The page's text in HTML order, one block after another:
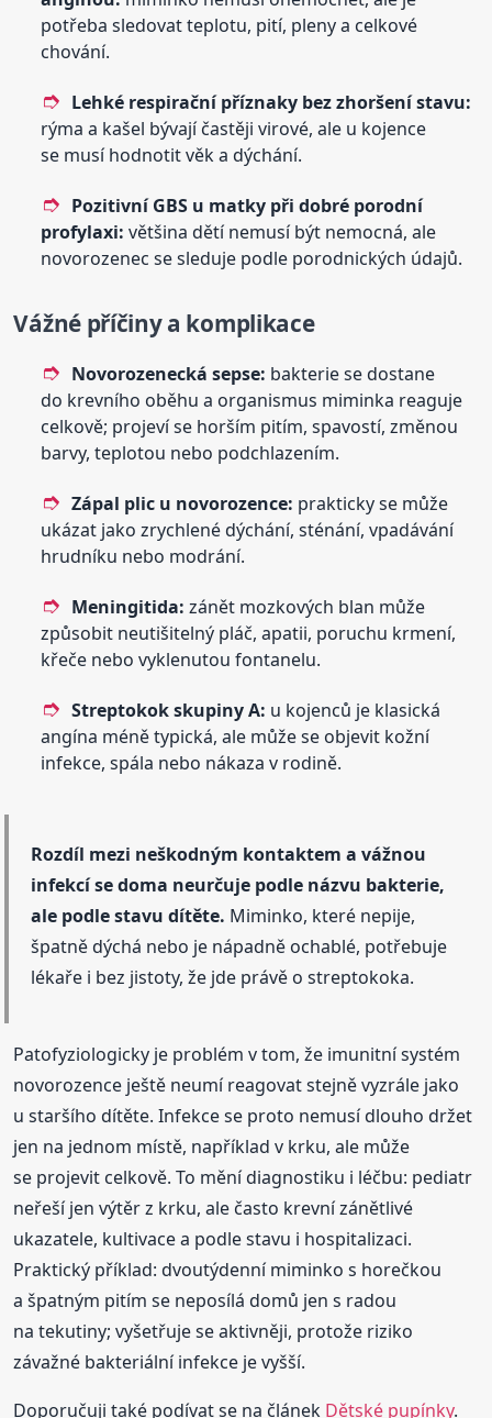
potřeba sledovat teplotu, pití, pleny a celkové
chování.
Lehké respirační příznaky bez zhoršení stavu:
rýma a kašel bývají častěji virové, ale u kojence
se musí hodnotit věk a dýchání.
Pozitivní GBS u matky při dobré porodní
profylaxi: většina dětí nemusí být nemocná, ale
novorozenec se sleduje podle porodnických údajů.
Vážné příčiny a komplikace
Novorozenecká sepse: bakterie se dostane
do krevního oběhu a organismus miminka reaguje
celkově; projeví se horším pitím, spavostí, změnou
barvy, teplotou nebo podchlazením.
Zápal plic u novorozence: prakticky se může
ukázat jako zrychlené dýchání, sténání, vpadávání
hrudníku nebo modrání.
Meningitida: zánět mozkových blan může
způsobit neutišitelný pláč, apatii, poruchu krmení,
křeče nebo vyklenutou fontanelu.
Streptokok skupiny A: u kojenců je klasická
angína méně typická, ale může se objevit kožní
infekce, spála nebo nákaza v rodině.
Rozdíl mezi neškodným kontaktem a vážnou
infekcí se doma neurčuje podle názvu bakterie,
ale podle stavu dítěte. Miminko, které nepije,
špatně dýchá nebo je nápadně ochablé, potřebuje
lékaře i bez jistoty, že jde právě o streptokoka.
Patofyziologicky je problém v tom, že imunitní systém
novorozence ještě neumí reagovat stejně vyzrále jako
u staršího dítěte. Infekce se proto nemusí dlouho držet
jen na jednom místě, například v krku, ale může
se projevit celkově. To mění diagnostiku i léčbu: pediatr
neřeší jen výtěr z krku, ale často krevní zánětlivé
ukazatele, kultivace a podle stavu i hospitalizaci.
Praktický příklad: dvoutýdenní miminko s horečkou
a špatným pitím se neposílá domů jen s radou
na tekutiny; vyšetřuje se aktivněji, protože riziko
závažné bakteriální infekce je vyšší.
Doporučuji také podívat se na článek Dětské pupínky.